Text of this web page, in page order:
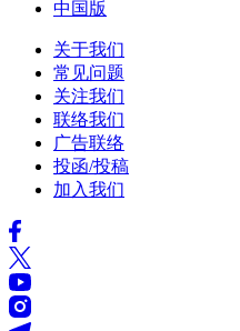
中国版
关于我们
常见问题
关注我们
联络我们
广告联络
投函/投稿
加入我们